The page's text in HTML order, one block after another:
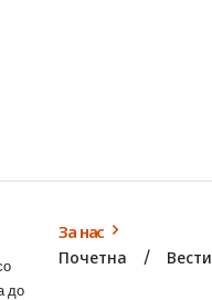
до
За нас
Почетна Вести